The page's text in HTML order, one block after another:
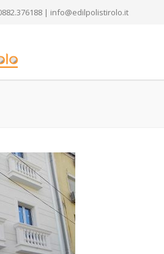
| info@edilpolistirolo.it